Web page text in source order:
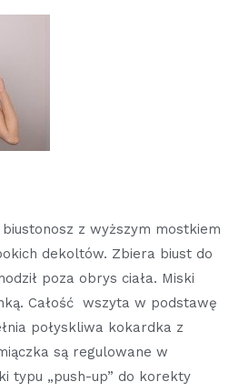
z wyższym mostkiem
dekoltów. Zbiera biust do
poza obrys ciała. Miski
Całość wszyta w podstawę
połyskliwa kokardka z
są regulowane w
typu „push-up” do korekty